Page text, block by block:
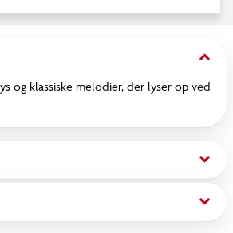
keyboard_arrow_down
og klassiske melodier, der lyser op ved
keyboard_arrow_down
keyboard_arrow_down